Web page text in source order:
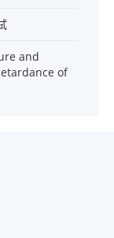
and
of